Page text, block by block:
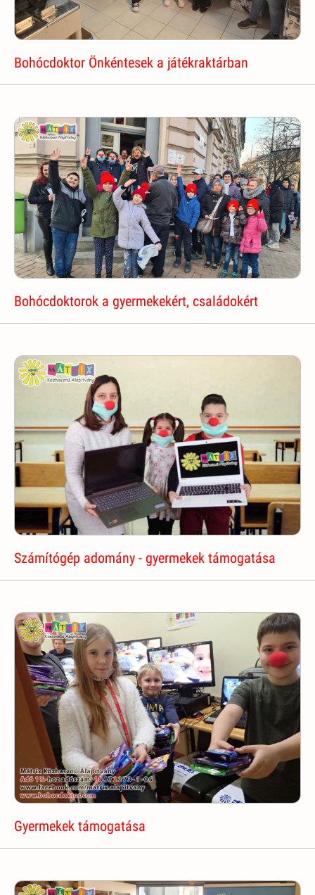
Bohócdoktor Önkéntesek a játékraktárban
Bohócdoktorok a gyermekekért, családokért
Számítógép adomány - gyermekek támogatása
Gyermekek támogatása